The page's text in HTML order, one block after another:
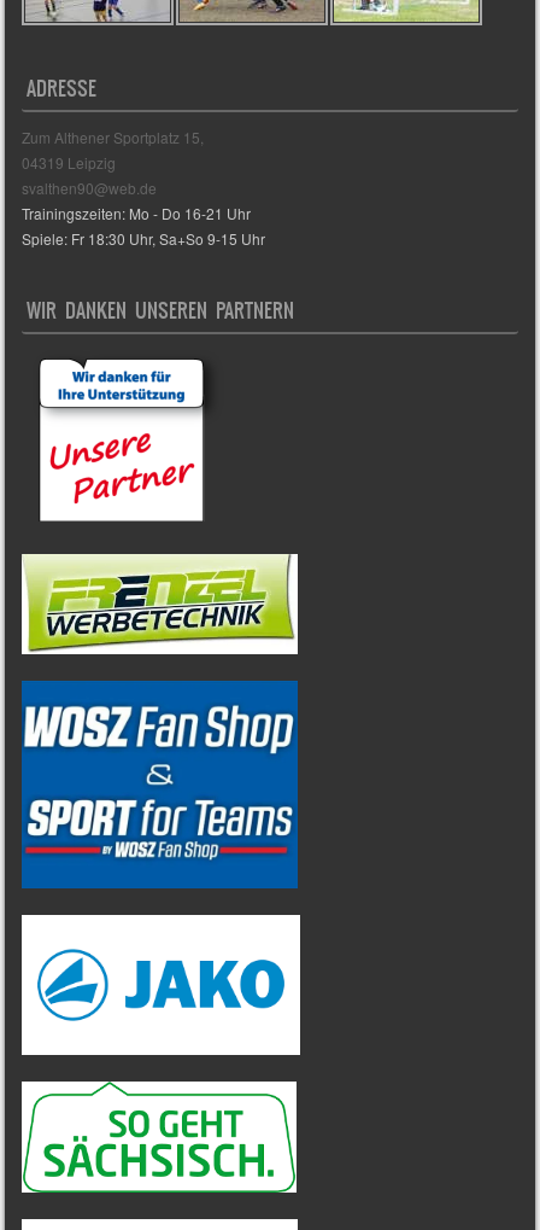
ADRESSE
Zum Althener Sportplatz 15,
04319 Leipzig
svalthen90@web.de
Trainingszeiten: Mo - Do 16-21 Uhr
Spiele: Fr 18:30 Uhr, Sa+So 9-15 Uhr
WIR DANKEN UNSEREN PARTNERN